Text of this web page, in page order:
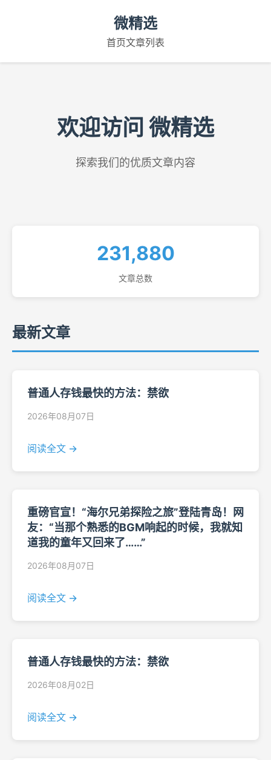
微精选
首页文章列表
欢迎访问 微精选
探索我们的优质文章内容
231,880
文章总数
最新文章
普通人存钱最快的方法：禁欲
2026年08月07日
阅读全文 →
重磅官宣！“海尔兄弟探险之旅”登陆青岛！网
友：“当那个熟悉的BGM响起的时候，我就知
道我的童年又回来了……”
2026年08月07日
阅读全文 →
普通人存钱最快的方法：禁欲
2026年08月02日
阅读全文 →